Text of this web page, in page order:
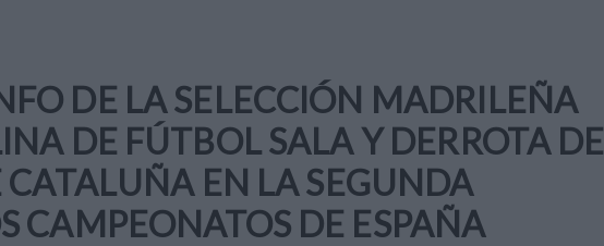
DE LA SELECCIÓN MADRILEÑA
DE FÚTBOL SALA Y DERROTA DE
EN LA SEGUNDA
CAMPEONATOS DE ESPAÑA